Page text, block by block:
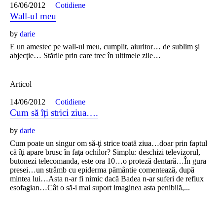
16/06/2012 Cotidiene
Wall-ul meu
by darie
E un amestec pe wall-ul meu, cumplit, aiuritor… de sublim şi
abjecţie… Stările prin care trec în ultimele zile…
Articol
14/06/2012 Cotidiene
Cum să îți strici ziua….
by darie
Cum poate un singur om să-ţi strice toată ziua…doar prin faptul
că îţi apare brusc în faţa ochilor? Simplu: deschizi televizorul,
butonezi telecomanda, este ora 10…o proteză dentară…În gura
presei…un strâmb cu epiderma pământie comentează, după
mintea lui…Asta n-ar fi nimic dacă Badea n-ar suferi de reflux
esofagian…Cât o să-i mai suport imaginea asta penibilă,...